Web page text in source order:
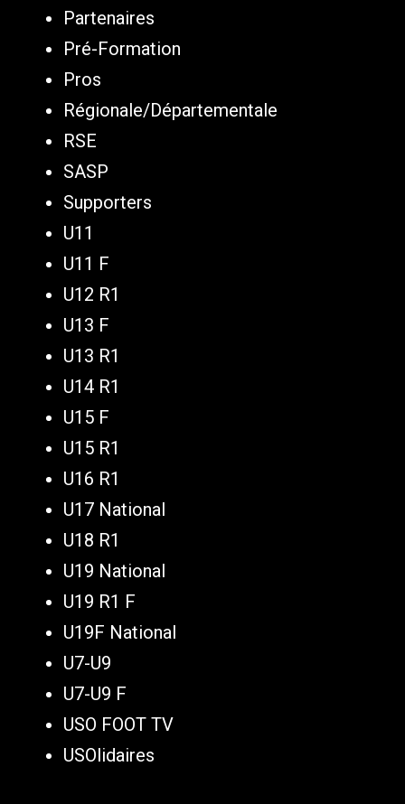
Partenaires
Pré-Formation
Pros
Régionale/Départementale
RSE
SASP
Supporters
U11
U11 F
U12 R1
U13 F
U13 R1
U14 R1
U15 F
U15 R1
U16 R1
U17 National
U18 R1
U19 National
U19 R1 F
U19F National
U7-U9
U7-U9 F
USO FOOT TV
USOlidaires